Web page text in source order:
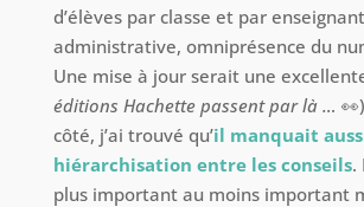
d’élèves par classe et par
administrative, omniprésence du
Une mise à jour serait une
éditions Hachette passent par là …
côté, j’ai trouvé qu’il manquait
hiérarchisation entre les conseils.
plus important au moins important